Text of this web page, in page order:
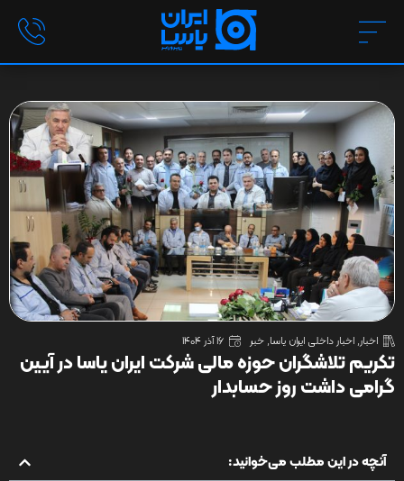
اخبار,اخبار داخلی ایران یاسا,خبر 16 آذر 1404
تکریم تلاشگران حوزه مالی شرکت ایران یاسا در آیین
گرامی داشت روز حسابدار
آنچه در این مطلب می‌خوانید: